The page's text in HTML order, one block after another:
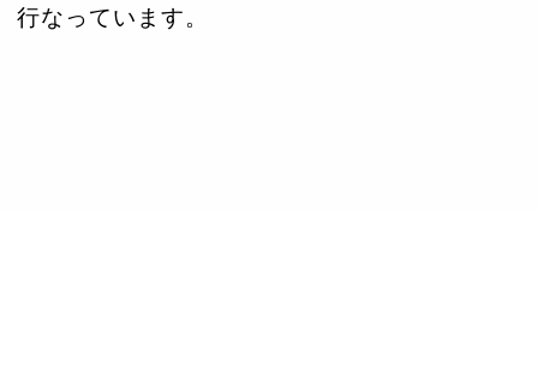
行なっています。